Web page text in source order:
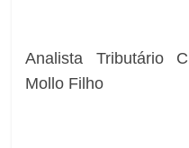
Analista Tributário
Mollo Filho